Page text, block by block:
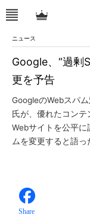
ニュース
Google、“過剰
更を予告
GoogleのWebスパ
氏が、優れたコンテ
Webサイトを公平
ムを変更すると語っ
Share